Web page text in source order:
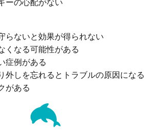
ーの心配がない
らないと効果が得られない
くなる可能性がある
症例がある
外しを忘れるとトラブルの原因になる
がある